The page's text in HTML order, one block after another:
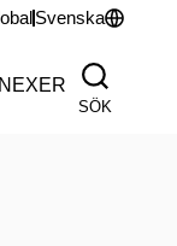
Svenska
SÖK